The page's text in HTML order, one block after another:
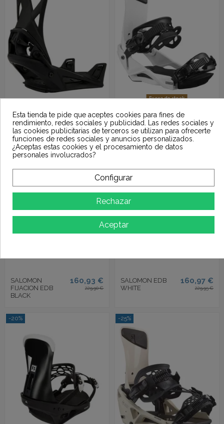
STEP ON - MENS
BLACK
263,96 €
329,95 €
Fuera de stock
SALOMON
RHYTHM WHITE
125,97 €
179,95 €
-30%
SALOMON
FIJACION EDB
BLACK
160,93 €
229,90 €
-30%
SALOMON EDB
WHITE
160,97 €
229,95 €
-20% -25%
Esta tienda te pide que aceptes cookies para fines de
rendimiento, redes sociales y publicidad. Las redes sociales y
las cookies publicitarias de terceros se utilizan para ofrecerte
funciones de redes sociales y anuncios personalizados.
¿Aceptas estas cookies y el procesamiento de datos
personales involucrados?
Configurar
Rechazar
Aceptar